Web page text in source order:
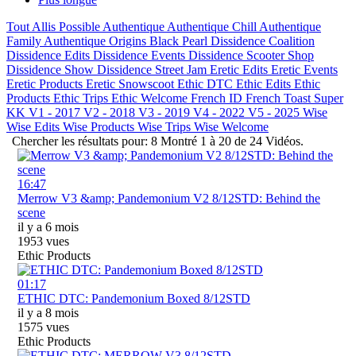
Tout Allis Possible Authentique Authentique Chill Authentique
Family Authentique Origins Black Pearl Dissidence Coalition
Dissidence Edits Dissidence Events Dissidence Scooter Shop
Dissidence Show Dissidence Street Jam Eretic Edits Eretic Events
Eretic Products Eretic Snowscoot Ethic DTC Ethic Edits Ethic
Products Ethic Trips Ethic Welcome French ID French Toast Super
KK V1 - 2017 V2 - 2018 V3 - 2019 V4 - 2022 V5 - 2025 Wise
Wise Edits Wise Products Wise Trips Wise Welcome
Chercher les résultats pour: 8 Montré 1 à 20 de 24 Vidéos.
16:47
Merrow V3 &amp; Pandemonium V2 8/12STD: Behind the
scene
il y a 6 mois
1953 vues
Ethic Products
01:17
ETHIC DTC: Pandemonium Boxed 8/12STD
il y a 8 mois
1575 vues
Ethic Products